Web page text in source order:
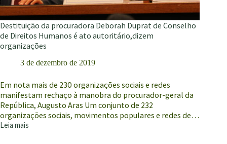
Destituição da procuradora Deborah Duprat de Conselho
de Direitos Humanos é ato autoritário,dizem
organizações
3 de dezembro de 2019
Em nota mais de 230 organizações sociais e redes
manifestam rechaço à manobra do procurador-geral da
República, Augusto Aras Um conjunto de 232
organizações sociais, movimentos populares e redes de…
Leia mais
Destituição